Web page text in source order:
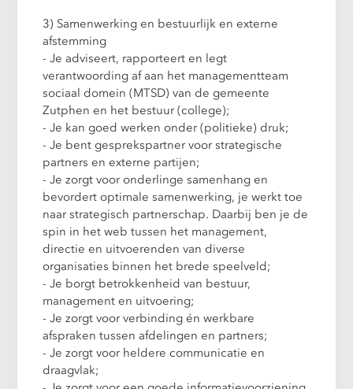
3) Samenwerking en bestuurlijk en externe
afstemming
- Je adviseert, rapporteert en legt
verantwoording af aan het managementteam
sociaal domein (MTSD) van de gemeente
Zutphen en het bestuur (college);
- Je kan goed werken onder (politieke) druk;
- Je bent gesprekspartner voor strategische
partners en externe partijen;
- Je zorgt voor onderlinge samenhang en
bevordert optimale samenwerking, je werkt toe
naar strategisch partnerschap. Daarbij ben je de
spin in het web tussen het management,
directie en uitvoerenden van diverse
organisaties binnen het brede speelveld;
- Je borgt betrokkenheid van bestuur,
management en uitvoering;
- Je zorgt voor verbinding én werkbare
afspraken tussen afdelingen en partners;
- Je zorgt voor heldere communicatie en
draagvlak;